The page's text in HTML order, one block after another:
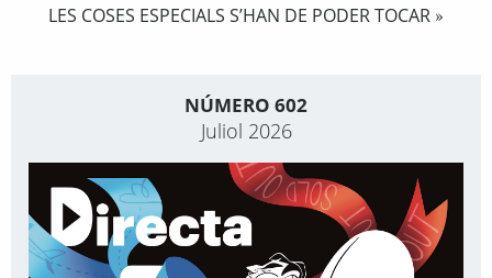
LES COSES ESPECIALS S’HAN DE PODER TOCAR »
NÚMERO 602
Juliol 2026